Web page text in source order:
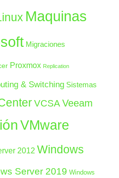
Maquinas
Migraciones
Proxmox Replication
& Switching Sistemas
VCSA Veeam
VMware
2012 Windows
Server 2019 Windows